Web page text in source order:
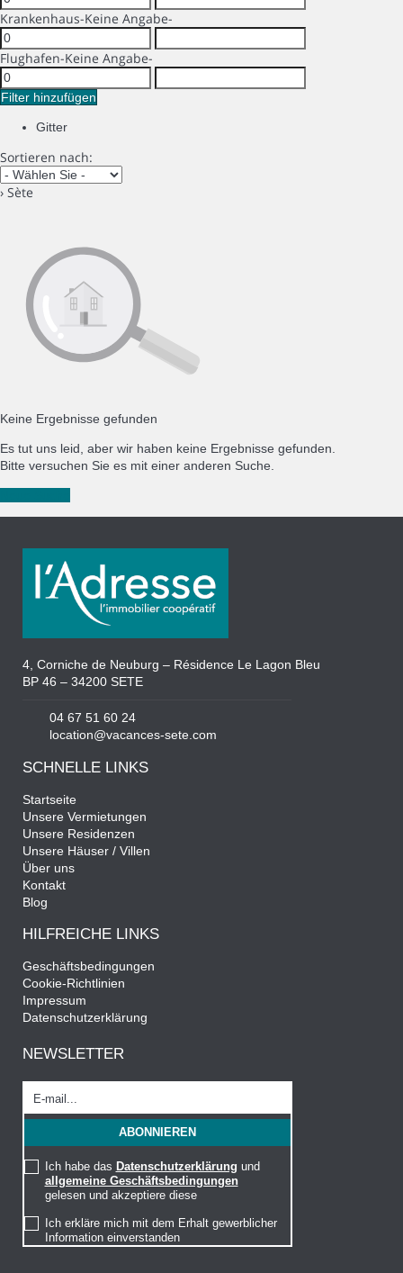
Krankenhaus-Keine Angabe-
Flughafen-Keine Angabe-
Filter hinzufügen
Gitter
Sortieren nach:
› Sète
Keine Ergebnisse gefunden
Es tut uns leid, aber wir haben keine Ergebnisse gefunden.
Bitte versuchen Sie es mit einer anderen Suche.
4, Corniche de Neuburg – Résidence Le Lagon Bleu
BP 46 – 34200 SETE
04 67 51 60 24
location@vacances-sete.com
SCHNELLE LINKS
Startseite
Unsere Vermietungen
Unsere Residenzen
Unsere Häuser / Villen
Über uns
Kontakt
Blog
HILFREICHE LINKS
Geschäftsbedingungen
Cookie-Richtlinien
Impressum
Datenschutzerklärung
NEWSLETTER
Ich habe das Datenschutzerklärung und
allgemeine Geschäftsbedingungen
gelesen und akzeptiere diese
Ich erkläre mich mit dem Erhalt gewerblicher
Information einverstanden